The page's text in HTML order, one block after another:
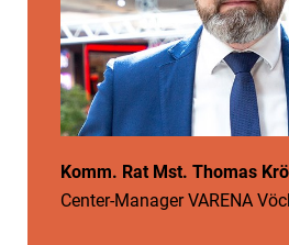
Komm. Rat Mst. Thomas
Center-Manager VARENA